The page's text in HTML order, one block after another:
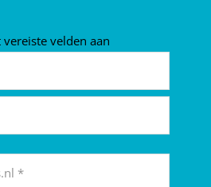
vereiste velden aan